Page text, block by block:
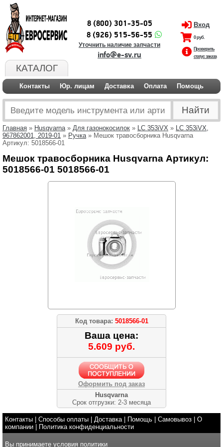
КАТАЛОГ
8 (800) 301-35-05
8 (926) 515-56-55
Уточнить наличие запчасти
info@e-sv.ru
Вход
0 руб.
Проверить
статус заказа
Контакты Юр. лицам Доставка Оплата Помощь
Главная » Husqvarna» Для газонокосилок » LC 353iVX » LC 353iVX,
967862001, 2019-01 » Ручка» Мешок травосборника Husqvarna
Артикул: 5018566-01
Мешок травосборника Husqvarna Артикул:
5018566-01 5018566-01
Код товара: 5018566-01
Ваша цена:
5.609 руб.
Оформить под заказ
Husqvarna
Срок отгрузки: 2-3 месяца
Контакты Способы оплаты Доставка| Помощь Самовывоз
О
компании
Политика конфиденциальности
Вы принимаете условия политики